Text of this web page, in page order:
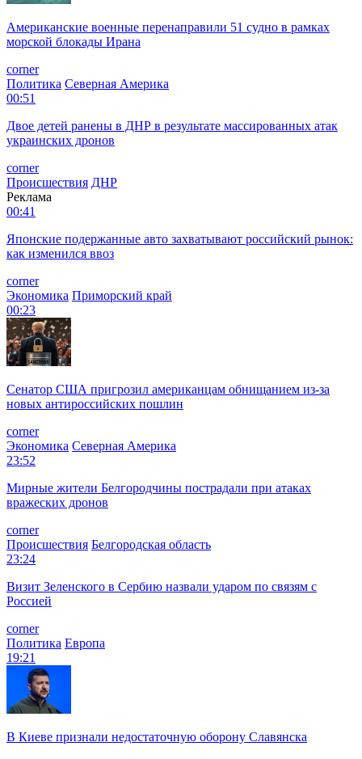
Американские военные перенаправили 51 судно в рамках
морской блокады Ирана
corner
Политика Северная Америка
00:51
Двое детей ранены в ДНР в результате массированных атак
украинских дронов
corner
Происшествия ДНР
Реклама
00:41
Японские подержанные авто захватывают российский рынок:
как изменился ввоз
corner
Экономика Приморский край
00:23
Сенатор США пригрозил американцам обнищанием из-за
новых антироссийских пошлин
corner
Экономика Северная Америка
23:52
Мирные жители Белгородчины пострадали при атаках
вражеских дронов
corner
Происшествия Белгородская область
23:24
Визит Зеленского в Сербию назвали ударом по связям с
Россией
corner
Политика Европа
19:21
В Киеве признали недостаточную оборону Славянска